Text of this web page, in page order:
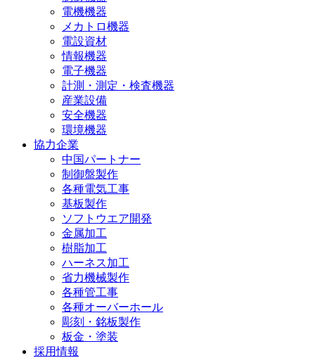
電機機器
メカトロ機器
電設資材
情報機器
電子機器
計測・測定・検査機器
産業設備
安全機器
環境機器
協力企業
中国パートナー
制御盤製作
各種電気工事
基板製作
ソフトウエア開発
金属加工
樹脂加工
ハーネス加工
省力機械製作
各種管工事
各種オーバーホール
彫刻・銘板製作
板金・塗装
採用情報